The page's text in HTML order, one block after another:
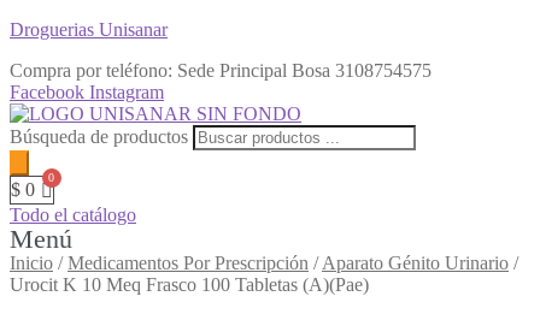
Droguerias Unisanar
Compra por teléfono: Sede Principal Bosa 3108754575
Facebook Instagram
Búsqueda de productos
$ 0
Todo el catálogo
Menú
Inicio /Medicamentos Por Prescripción /Aparato Génito Urinario /
Urocit K 10 Meq Frasco 100 Tabletas (A)(Pae)